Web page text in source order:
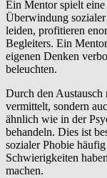
Ein Mentor spielt eine
Überwindung
leiden, profitieren
Begleiters. Ein
eigenen Denken
beleuchten.
Durch den
vermittelt, sondern
ähnlich wie in der
behandeln. Dies ist
sozialer Phobie
Schwierigkeiten
machen.